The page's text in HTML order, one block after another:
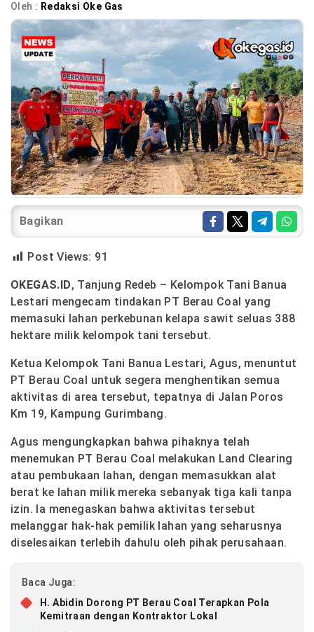
Oleh : Redaksi Oke Gas
Bagikan
Post Views: 91
OKEGAS.ID, Tanjung Redeb – Kelompok Tani Banua
Lestari mengecam tindakan PT Berau Coal yang
memasuki lahan perkebunan kelapa sawit seluas 388
hektare milik kelompok tani tersebut.
Ketua Kelompok Tani Banua Lestari, Agus, menuntut
PT Berau Coal untuk segera menghentikan semua
aktivitas di area tersebut, tepatnya di Jalan Poros
Km 19, Kampung Gurimbang.
Agus mengungkapkan bahwa pihaknya telah
menemukan PT Berau Coal melakukan Land Clearing
atau pembukaan lahan, dengan memasukkan alat
berat ke lahan milik mereka sebanyak tiga kali tanpa
izin. Ia menegaskan bahwa aktivitas tersebut
melanggar hak-hak pemilik lahan yang seharusnya
diselesaikan terlebih dahulu oleh pihak perusahaan.
Baca Juga:
H. Abidin Dorong PT Berau Coal Terapkan Pola
Kemitraan dengan Kontraktor Lokal